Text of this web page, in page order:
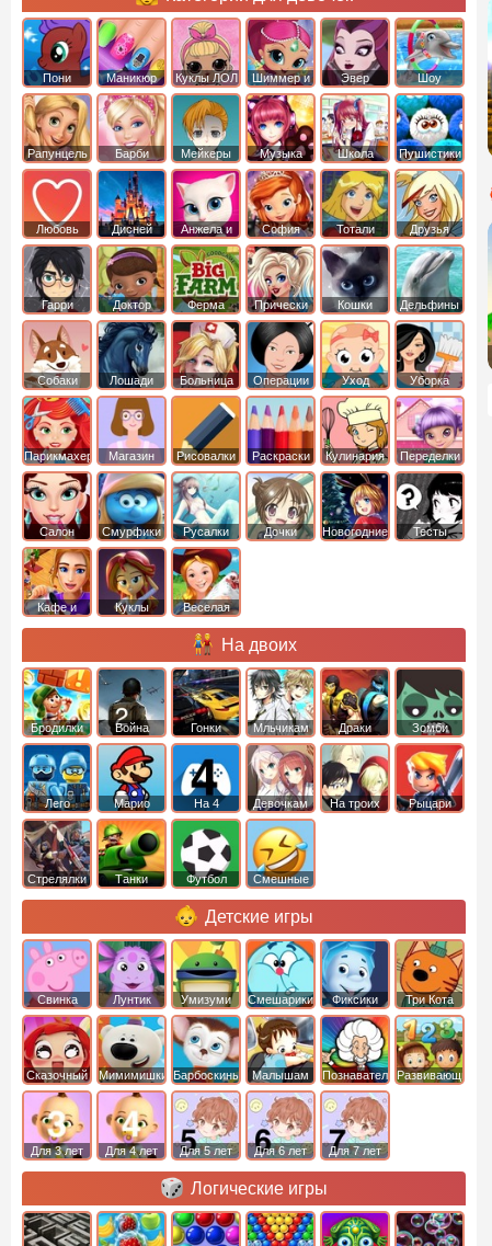
Пони
креатор
Маникюр Куклы ЛОЛ
Шиммер и
Шайн
Эвер
Афтер Хай
Шоу
дельфинов
Рапунцель Барби Мейкеры Музыка Школа Пушистики
Любовь Дисней
Анжела и
том
София
Прекрасная
Тотали
Спайс
Друзья
ангелов
Гарри
Поттер
Доктор
Плюшева
Ферма Прически Кошки Дельфины
Собаки Лошади Больница Операции Уход Уборка
Парикмахер Магазин Рисовалки Раскраски Кулинария Переделки
Салон Смурфики Русалки Дочки Новогодние Тесты
Кафе и
Куклы
Веселая
На двоих
Бродилки Война Гонки Мльчикам Драки Зомби
Лего Марио На 4 Девочкам На троих Рыцари
Стрелялки Танки Футбол Смешные
Детские игры
Свинка
Пеппа
Лунтик Умизуми Смешарики Фиксики Три Кота
Сказочный
патруль
Мимимишки Барбоскины Малышам ПознавательныеРазвивающие
Для 3 лет Для 4 лет Для 5 лет Для 6 лет Для 7 лет
Логические игры